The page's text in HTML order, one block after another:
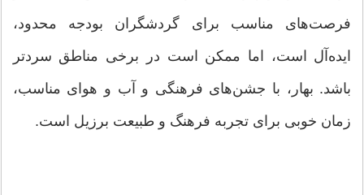
فرصت‌های مناسب برای گردشگران بودجه محدود،
ایده‌آل است، اما ممکن است در برخی مناطق سردتر
باشد. بهار، با جشن‌های فرهنگی و آب و هوای مناسب،
زمان خوبی برای تجربه فرهنگ و طبیعت برزیل است.